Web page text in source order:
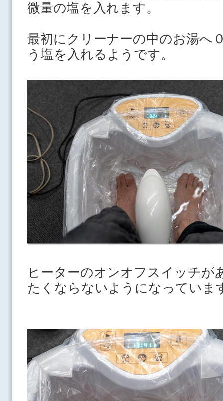
微量の塩を入れます。
最初にクリーナーの中のお湯へ
う塩を入れるようです。
ヒーターのオンオフスイッチが
たくならないようになっていま